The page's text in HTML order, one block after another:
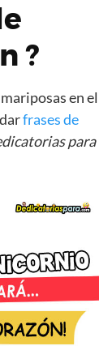
?
en el
frases de
para